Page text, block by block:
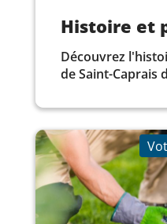
Histoire et
Découvrez
de Saint-Caprais